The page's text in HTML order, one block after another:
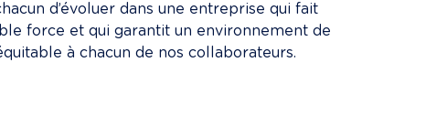
d’évoluer dans une entreprise qui fait
force et qui garantit un environnement de
à chacun de nos collaborateurs.